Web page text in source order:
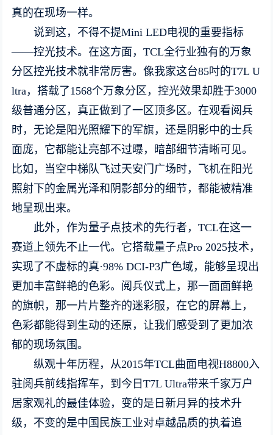
真的在现场一样。
说到这，不得不提Mini LED电视的重要指标
——控光技术。在这方面，TCL全行业独有的万象
分区控光技术就非常厉害。像我家这台85吋的T7L U
ltra，搭载了1568个万象分区，控光效果却胜于3000
级普通分区，真正做到了一区顶多区。在观看阅兵
时，无论是阳光照耀下的军旗，还是阴影中的士兵
面庞，它都能让亮部不过曝，暗部细节清晰可见。
比如，当空中梯队飞过天安门广场时，飞机在阳光
照射下的金属光泽和阴影部分的细节，都能被精准
地呈现出来。
此外，作为量子点技术的先行者，TCL在这一
赛道上领先不止一代。它搭载量子点Pro 2025技术，
实现了不虚标的真·98% DCI-P3广色域，能够呈现出
更加丰富鲜艳的色彩。阅兵仪式上，那一面面鲜艳
的旗帜，那一片片整齐的迷彩服，在它的屏幕上，
色彩都能得到生动的还原，让我们感受到了更加浓
郁的现场氛围。
纵观十年历程，从2015年TCL曲面电视H8800入
驻阅兵前线指挥车，到今日T7L Ultra带来千家万户
居家观礼的最佳体验，变的是日新月异的技术升
级，不变的是中国民族工业对卓越品质的执着追